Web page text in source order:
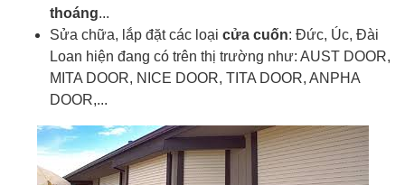
thoáng...
Sửa chữa, lắp đặt các loại cửa cuốn: Đức, Úc, Đài
Loan hiện đang có trên thị trường như: AUST DOOR,
MITA DOOR, NICE DOOR, TITA DOOR, ANPHA
DOOR,...